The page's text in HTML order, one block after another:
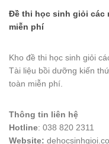
Đề thi học sinh giỏi các
miễn phí
Kho đề thi học sinh giỏi
Tài liệu bồi dưỡng kiến
toàn miễn phí.
Thông tin liên hệ
Hotline: 038 820 2311
Website: